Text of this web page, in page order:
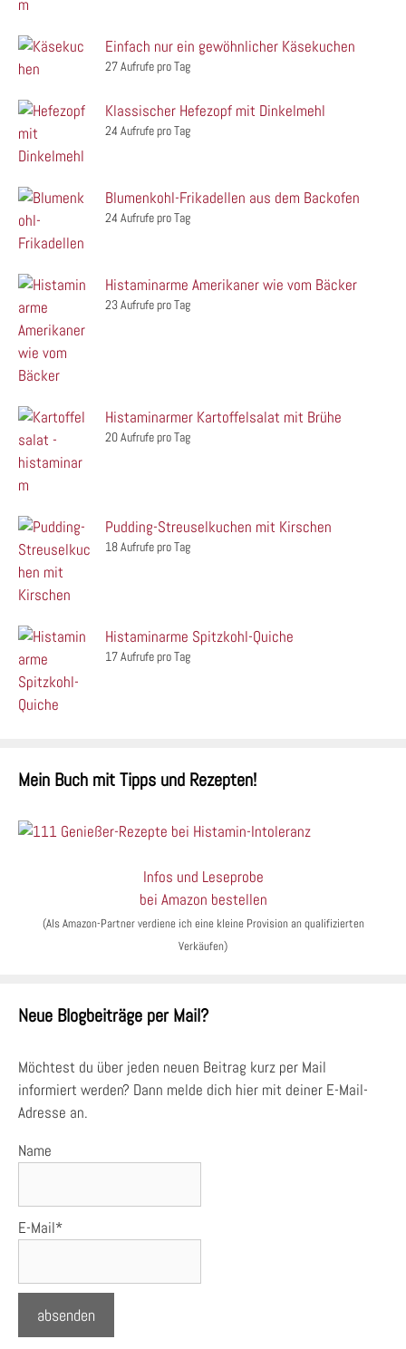
Einfach nur ein gewöhnlicher Käsekuchen
27 Aufrufe pro Tag
Klassischer Hefezopf mit Dinkelmehl
24 Aufrufe pro Tag
Blumenkohl-Frikadellen aus dem Backofen
24 Aufrufe pro Tag
Histaminarme Amerikaner wie vom Bäcker
23 Aufrufe pro Tag
Histaminarmer Kartoffelsalat mit Brühe
20 Aufrufe pro Tag
Pudding-Streuselkuchen mit Kirschen
18 Aufrufe pro Tag
Histaminarme Spitzkohl-Quiche
17 Aufrufe pro Tag
Mein Buch mit Tipps und Rezepten!
Infos und Leseprobe
bei Amazon bestellen
(Als Amazon-Partner verdiene ich eine kleine Provision an qualifizierten
Verkäufen)
Neue Blogbeiträge per Mail?
Möchtest du über jeden neuen Beitrag kurz per Mail
informiert werden? Dann melde dich hier mit deiner E-Mail-
Adresse an.
Name
E-Mail*